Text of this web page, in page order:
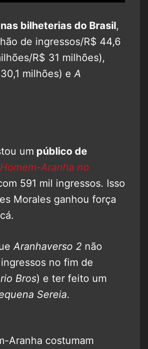
bilheterias do Brasil,
de ingressos/R$ 44,6
R$ 31 milhões),
milhões) e A
um público de
Homem-Aranha no
591 mil ingressos. Isso
Morales ganhou força
Aranhaverso 2 não
no fim de
Bros) e ter feito um
Sereia.
Aranha costumam